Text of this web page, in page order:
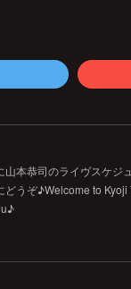
本恭司のライヴスケジ
うぞ♪Welcome to